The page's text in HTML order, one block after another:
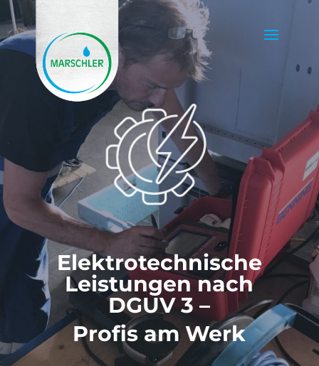
Elektrotechnische
Leistungen nach
DGUV 3 –
Profis am Werk